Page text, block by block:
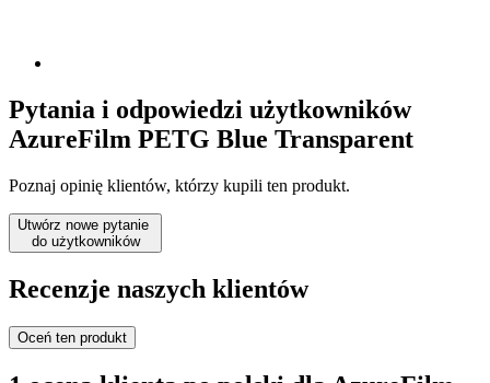
Pytania i odpowiedzi użytkowników
AzureFilm PETG Blue Transparent
Poznaj opinię klientów, którzy kupili ten produkt.
Utwórz nowe pytanie
do użytkowników
Recenzje naszych klientów
Oceń ten produkt